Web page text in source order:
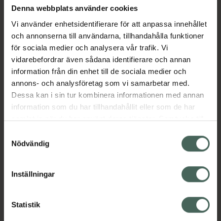
Denna webbplats använder cookies
Vi använder enhetsidentifierare för att anpassa innehållet
och annonserna till användarna, tillhandahålla funktioner
för sociala medier och analysera vår trafik. Vi
vidarebefordrar även sådana identifierare och annan
information från din enhet till de sociala medier och
annons- och analysföretag som vi samarbetar med.
Dessa kan i sin tur kombinera informationen med annan
information som du har tillhandahållit eller som de har
samlat in när du har använt deras tjänster. Samtycke till
återkalla ditt samtycke via webbplatsens
cookieinställningar. Ett återkallat samtycke påverkar inte
lagligheten av behandling som skett innan återkallelsen.
Nödvändig
Inställningar
Statistik
ACO HYDRATING BOOSTER är ett mycket
koncentrerat och effektivt serum med trippel
hyaluronsyra och provitamin B5 som ger
omedelbar, intensiv och långvarig
återfuktning djupt in i huden. Det förbättrar
elasticiteten, jämnar ut fina linjer och stärker
hudbarriären. För en spänstig hud med
hälsosam lyster.
INNOVATION:
TRIPPEL HYALURONSYRA - Högmolekylär:
Fuktar huden omedelbart - Lågmolekylär: Ger
elasticiteten - Ultralågmolekylär: Fyller ut
huden och stärker hudbarriären.